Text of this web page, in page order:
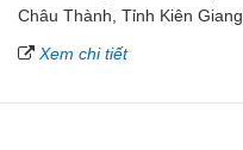
Châu Thành, Tỉnh Kiên Giang
Xem chi tiết